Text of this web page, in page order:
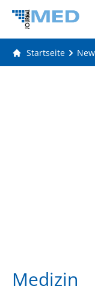
Startseite
Medizin